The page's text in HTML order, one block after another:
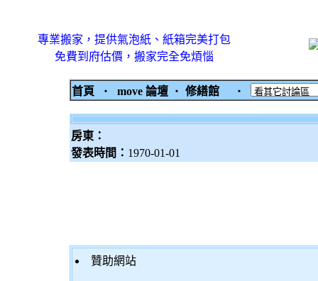
專業搬家，提供氣泡紙、紙箱完美打包
免費到府估價，搬家完全免煩惱
首頁 ‧ move 論壇 ‧ 修繕館 ‧
房東：
發表時間： 1970-01-01
贊助網站